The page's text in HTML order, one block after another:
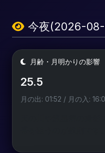
今夜(2026-
月齢・月明かりの影響
25.5
月の出: 01:52 / 月の入: